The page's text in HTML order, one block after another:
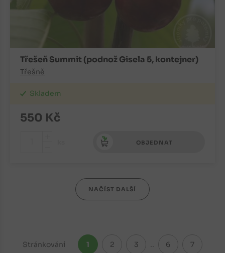
Třešeň Summit (podnož Gisela 5, kontejner)
Třešně
Skladem
550 Kč
OBJEDNAT
NAČÍST DALŠÍ
Stránkování 1 2 3 .. 6 7